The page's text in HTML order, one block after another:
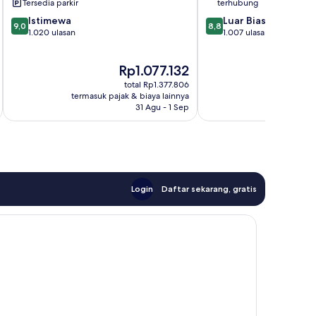
Tersedia parkir
9.0
dari
9,0 Istimewa
1.020 ulasan
Harga
sekarang
Rp1.077.132
Rp1.077.132
total Rp1.377.806
termasuk pajak & biaya lainnya
31 Agu - 1 Sep
terhubung
8.8
dari
8,8 Luar Biasa
1.007 ulasan
Login Daftar sekarang, gratis